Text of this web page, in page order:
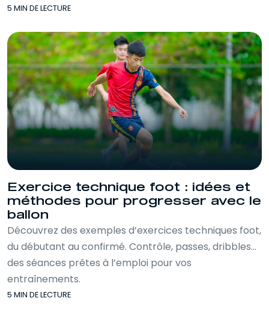
5 MIN DE LECTURE
Exercice technique foot : idées et
méthodes pour progresser avec le
ballon
Découvrez des exemples d’exercices techniques foot,
du débutant au confirmé. Contrôle, passes, dribbles…
des séances prêtes à l’emploi pour vos
entraînements.
5 MIN DE LECTURE